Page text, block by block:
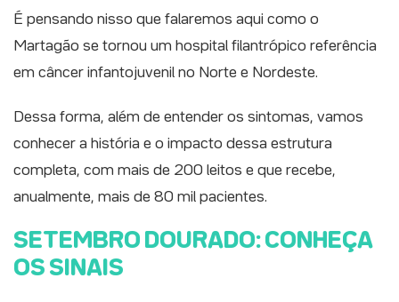
É pensando nisso que falaremos aqui como o
Martagão se tornou um hospital filantrópico referência
em câncer infantojuvenil no Norte e Nordeste.
Dessa forma, além de entender os sintomas, vamos
conhecer a história e o impacto dessa estrutura
completa, com mais de 200 leitos e que recebe,
anualmente, mais de 80 mil pacientes.
SETEMBRO DOURADO: CONHEÇA
OS SINAIS